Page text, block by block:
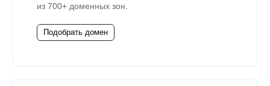
из 700+ доменных зон.
Подобрать домен